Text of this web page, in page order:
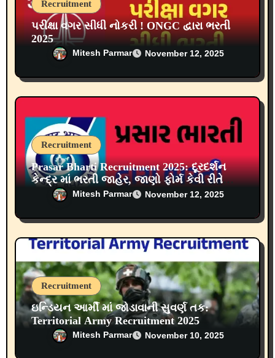
Recruitment
પરીક્ષા વગર સીધી નોકરી ! ONGC દ્વારા ભરતી
2025
Mitesh Parmar November 12, 2025
Recruitment
Prasar Bharti Recruitment 2025: દૂરદર્શન
કેન્દ્ર માં ભરતી જાહેર, જાણો ફોર્મ કેવી રીતે
ભરવું?
Mitesh Parmar November 12, 2025
Recruitment
ઇન્ડિયન આર્મી માં જોડાવાની સુવર્ણ તક:
Territorial Army Recruitment 2025
Mitesh Parmar November 10, 2025